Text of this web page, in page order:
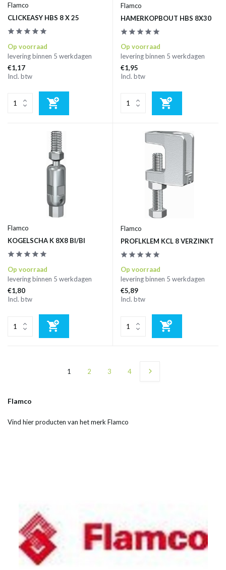
Flamco
CLICKEASY HBS 8 X 25
Op voorraad
levering binnen 5 werkdagen
€1,17
Incl. btw
Flamco
HAMERKOPBOUT HBS 8X30
Op voorraad
levering binnen 5 werkdagen
€1,95
Incl. btw
Flamco
KOGELSCHA K 8X8 BI/BI
Op voorraad
levering binnen 5 werkdagen
€1,80
Incl. btw
Flamco
PROFLKLEM KCL 8 VERZINKT
Op voorraad
levering binnen 5 werkdagen
€5,89
Incl. btw
1 2 3 4
Flamco
Vind hier producten van het merk Flamco